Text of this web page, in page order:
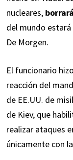
nucleares,
del mundo estará
De Morgen.
El funcionario
reacción del
de EE.UU. de
de Kiev, que
realizar ataques
únicamente con